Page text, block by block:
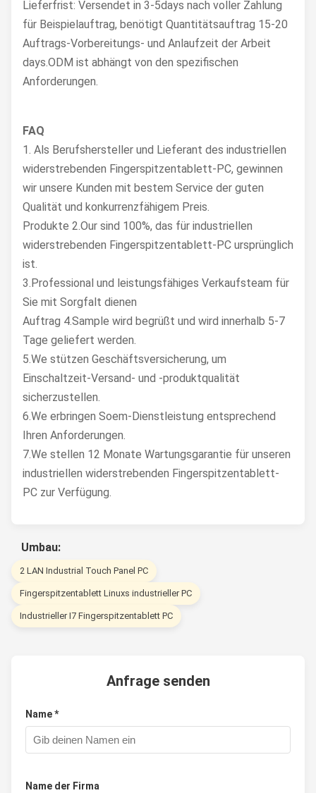
Lieferfrist: Versendet in 3-5days nach voller Zahlung
für Beispielauftrag, benötigt Quantitätsauftrag 15-20
Auftrags-Vorbereitungs- und Anlaufzeit der Arbeit
days.ODM ist abhängt von den spezifischen
Anforderungen.
FAQ
1. Als Berufshersteller und Lieferant des industriellen
widerstrebenden Fingerspitzentablett-PC, gewinnen
wir unsere Kunden mit bestem Service der guten
Qualität und konkurrenzfähigem Preis.
Produkte 2.Our sind 100%, das für industriellen
widerstrebenden Fingerspitzentablett-PC ursprünglich
ist.
3.Professional und leistungsfähiges Verkaufsteam für
Sie mit Sorgfalt dienen
Auftrag 4.Sample wird begrüßt und wird innerhalb 5-7
Tage geliefert werden.
5.We stützen Geschäftsversicherung, um
Einschaltzeit-Versand- und -produktqualität
sicherzustellen.
6.We erbringen Soem-Dienstleistung entsprechend
Ihren Anforderungen.
7.We stellen 12 Monate Wartungsgarantie für unseren
industriellen widerstrebenden Fingerspitzentablett-
PC zur Verfügung.
Umbau:
2 LAN Industrial Touch Panel PC
Fingerspitzentablett Linuxs industrieller PC
Industrieller I7 Fingerspitzentablett PC
Anfrage senden
Name *
Name der Firma